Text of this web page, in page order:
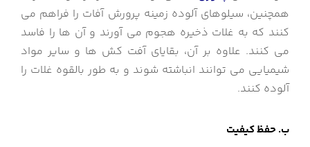
همچنین، سیلوهای آلوده زمینه پرورش آفات را فراهم می
کنند که به غلات ذخیره هجوم می آورند و آن ها را فاسد
می کنند. علاوه بر آن، بقایای آفت کش ها و سایر مواد
شیمیایی می توانند انباشته شوند و به طور بالقوه غلات را
آلوده کنند.
ب. حفظ کیفیت